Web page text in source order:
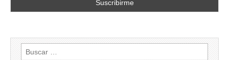
Buscar: